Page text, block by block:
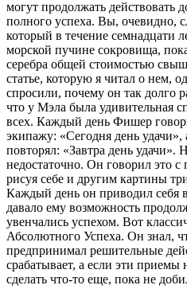
могут продолжать действовать
полного успеха. Вы,
который в течение семнадцати
морской пучине сокровища,
серебра общей стоимостью
статье, которую я читал о нем,
спросили, почему он так долго
что у Мэла была удивительная
всех. Каждый день Фишер
экипажу: «Сегодня день удачи»,
повторял: «Завтра день удачи».
недостаточно. Он говорил это
рисуя себе и другим картины
Каждый день он приводил себя в
давало ему возможность
увенчались успехом. Вот
Абсолютного Успеха. Он знал,
предпринимал решительные
срабатывает, а если эти приемы
сделать что-то еще, пока не